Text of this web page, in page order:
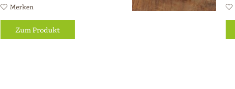
Merken
Zum Produkt